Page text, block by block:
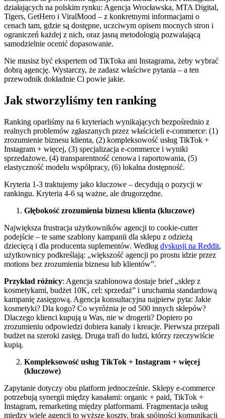
działających na polskim rynku: Agencja Wrocławska, MTA Digital,
Tigers, GetHero i ViralMood – z konkretnymi informacjami o
cenach tam, gdzie są dostępne, uczciwym opisem mocnych stron i
ograniczeń każdej z nich, oraz jasną metodologią pozwalającą
samodzielnie ocenić dopasowanie.
Nie musisz być ekspertem od TikToka ani Instagrama, żeby wybrać
dobrą agencję. Wystarczy, że zadasz właściwe pytania – a ten
przewodnik dokładnie Ci powie jakie.
Jak stworzyliśmy ten ranking
Ranking oparliśmy na 6 kryteriach wynikających bezpośrednio z
realnych problemów zgłaszanych przez właścicieli e-commerce: (1)
zrozumienie biznesu klienta, (2) kompleksowość usług TikTok +
Instagram + więcej, (3) specjalizacja e-commerce i wyniki
sprzedażowe, (4) transparentność cenowa i raportowania, (5)
elastyczność modelu współpracy, (6) lokalna dostępność.
Kryteria 1-3 traktujemy jako kluczowe – decydują o pozycji w
rankingu. Kryteria 4-6 są ważne, ale drugorzędne.
Głębokość zrozumienia biznesu klienta (kluczowe)
Największa frustracja użytkowników agencji to cookie-cutter
podejście – te same szablony kampanii dla sklepu z odzieżą
dziecięcą i dla producenta suplementów. Według dyskusji na Reddit,
użytkownicy podkreślają: „większość agencji po prostu idzie przez
motions bez zrozumienia biznesu lub klientów”.
Przykład różnicy: Agencja szablonowa dostaje brief „sklep z
kosmetykami, budżet 10K, cel: sprzedaż” i uruchamia standardową
kampanię zasięgową. Agencja konsultacyjna najpierw pyta: Jakie
kosmetyki? Dla kogo? Co wyróżnia je od 500 innych sklepów?
Dlaczego klienci kupują u Was, nie w drogerii? Dopiero po
zrozumieniu odpowiedzi dobiera kanały i kreacje. Pierwsza przepali
budżet na szeroki zasięg. Druga trafi do ludzi, którzy rzeczywiście
kupią.
Kompleksowość usług TikTok + Instagram + więcej
(kluczowe)
Zapytanie dotyczy obu platform jednocześnie. Sklepy e-commerce
potrzebują synergii między kanałami: organic + paid, TikTok +
Instagram, remarketing między platformami. Fragmentacja usług
między wiele agencji to wyższe koszty, brak spójności komunikacji